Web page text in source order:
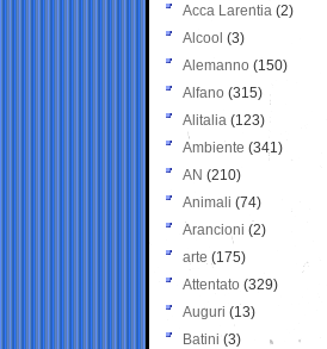
Acca Larentia (2)
Alcool (3)
Alemanno (150)
Alfano (315)
Alitalia (123)
Ambiente (341)
AN (210)
Animali (74)
Arancioni (2)
arte (175)
Attentato (329)
Auguri (13)
Batini (3)